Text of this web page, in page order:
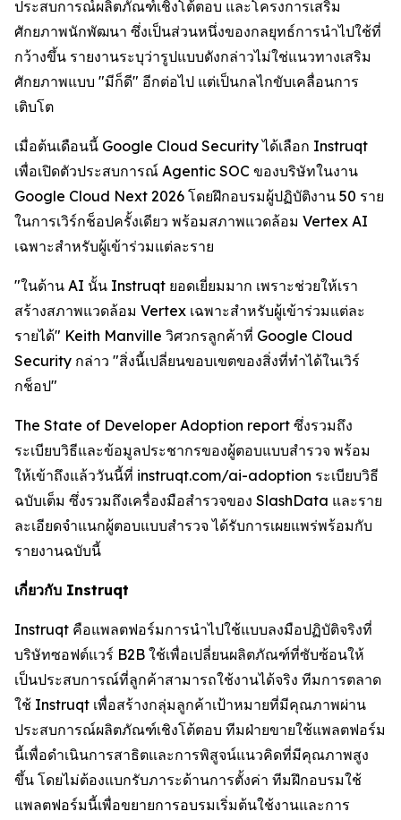
ประสบการณ์ผลิตภัณฑ์เชิงโต้ตอบ และโครงการเสริม
ศักยภาพนักพัฒนา ซึ่งเป็นส่วนหนึ่งของกลยุทธ์การนำไปใช้ที่
กว้างขึ้น รายงานระบุว่ารูปแบบดังกล่าวไม่ใช่แนวทางเสริม
ศักยภาพแบบ "มีก็ดี" อีกต่อไป แต่เป็นกลไกขับเคลื่อนการ
เติบโต
เมื่อต้นเดือนนี้ Google Cloud Security ได้เลือก Instruqt
เพื่อเปิดตัวประสบการณ์ Agentic SOC ของบริษัทในงาน
Google Cloud Next 2026 โดยฝึกอบรมผู้ปฏิบัติงาน 50 ราย
ในการเวิร์กช็อปครั้งเดียว พร้อมสภาพแวดล้อม Vertex AI
เฉพาะสำหรับผู้เข้าร่วมแต่ละราย
"ในด้าน AI นั้น Instruqt ยอดเยี่ยมมาก เพราะช่วยให้เรา
สร้างสภาพแวดล้อม Vertex เฉพาะสำหรับผู้เข้าร่วมแต่ละ
รายได้" Keith Manville วิศวกรลูกค้าที่ Google Cloud
Security กล่าว "สิ่งนี้เปลี่ยนขอบเขตของสิ่งที่ทำได้ในเวิร์
กช็อป"
The State of Developer Adoption report ซึ่งรวมถึง
ระเบียบวิธีและข้อมูลประชากรของผู้ตอบแบบสำรวจ พร้อม
ให้เข้าถึงแล้ววันนี้ที่ instruqt.com/ai-adoption ระเบียบวิธี
ฉบับเต็ม ซึ่งรวมถึงเครื่องมือสำรวจของ SlashData และราย
ละเอียดจำแนกผู้ตอบแบบสำรวจ ได้รับการเผยแพร่พร้อมกับ
รายงานฉบับนี้
เกี่ยวกับ Instruqt
Instruqt คือแพลตฟอร์มการนำไปใช้แบบลงมือปฏิบัติจริงที่
บริษัทซอฟต์แวร์ B2B ใช้เพื่อเปลี่ยนผลิตภัณฑ์ที่ซับซ้อนให้
เป็นประสบการณ์ที่ลูกค้าสามารถใช้งานได้จริง ทีมการตลาด
ใช้ Instruqt เพื่อสร้างกลุ่มลูกค้าเป้าหมายที่มีคุณภาพผ่าน
ประสบการณ์ผลิตภัณฑ์เชิงโต้ตอบ ทีมฝ่ายขายใช้แพลตฟอร์ม
นี้เพื่อดำเนินการสาธิตและการพิสูจน์แนวคิดที่มีคุณภาพสูง
ขึ้น โดยไม่ต้องแบกรับภาระด้านการตั้งค่า ทีมฝึกอบรมใช้
แพลตฟอร์มนี้เพื่อขยายการอบรมเริ่มต้นใช้งานและการ